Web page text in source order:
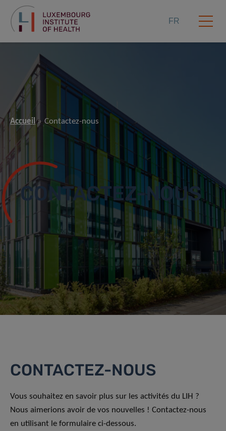
FR
Accueil Contactez-nous
CONTACTEZ-NOUS
CONTACTEZ-NOUS
Vous souhaitez en savoir plus sur les activités du LIH ?
Nous aimerions avoir de vos nouvelles ! Contactez-nous
en utilisant le formulaire ci-dessous.